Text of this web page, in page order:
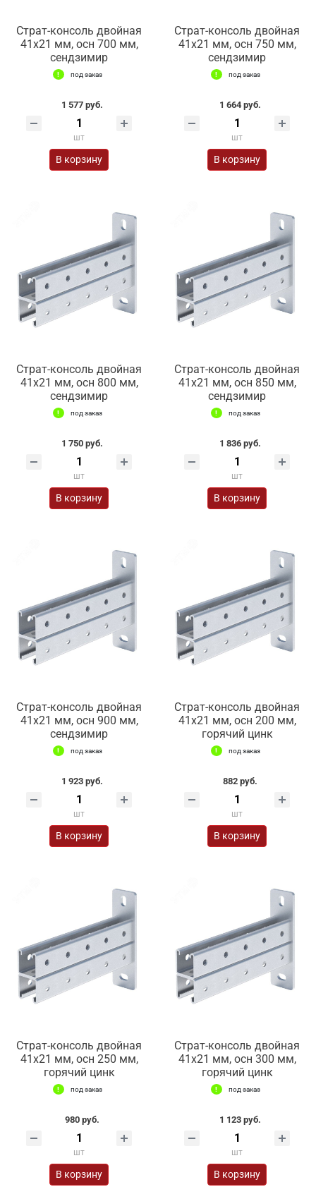
Страт-консоль двойная
41х21 мм, осн 700 мм,
сендзимир
под заказ
1 577 руб.
шт
В корзину
Страт-консоль двойная
41х21 мм, осн 750 мм,
сендзимир
под заказ
1 664 руб.
шт
В корзину
Страт-консоль двойная
41х21 мм, осн 800 мм,
сендзимир
под заказ
1 750 руб.
шт
В корзину
Страт-консоль двойная
41х21 мм, осн 850 мм,
сендзимир
под заказ
1 836 руб.
шт
В корзину
Страт-консоль двойная
41х21 мм, осн 900 мм,
сендзимир
под заказ
1 923 руб.
шт
В корзину
Страт-консоль двойная
41х21 мм, осн 200 мм,
горячий цинк
под заказ
882 руб.
шт
В корзину
Страт-консоль двойная
41х21 мм, осн 250 мм,
горячий цинк
под заказ
980 руб.
шт
В корзину
Страт-консоль двойная
41х21 мм, осн 300 мм,
горячий цинк
под заказ
1 123 руб.
шт
В корзину